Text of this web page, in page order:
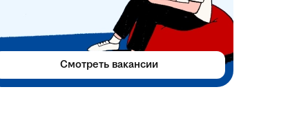
Смотреть вакансии